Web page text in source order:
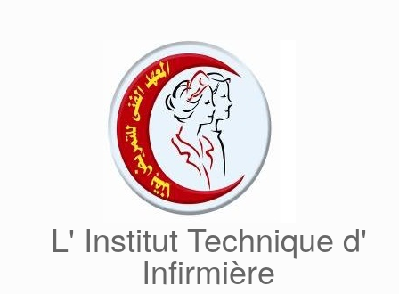
L' Institut Technique d'
Infirmière